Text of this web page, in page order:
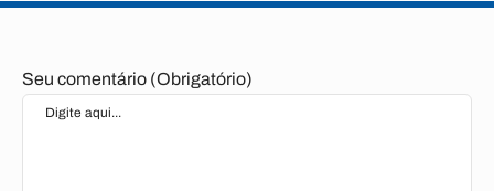
Seu comentário (Obrigatório)